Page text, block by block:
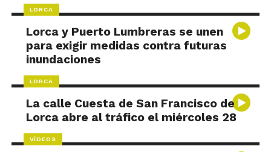
LORCA
Lorca y Puerto Lumbreras se unen
para exigir medidas contra futuras
inundaciones
LORCA
La calle Cuesta de San Francisco de
Lorca abre al tráfico el miércoles 28
VÍDEOS